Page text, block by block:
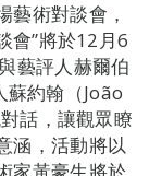
藝術對談會，
會”將於12月6
藝評人赫爾伯
約翰（João
話，讓觀眾瞭
涵，活動將以